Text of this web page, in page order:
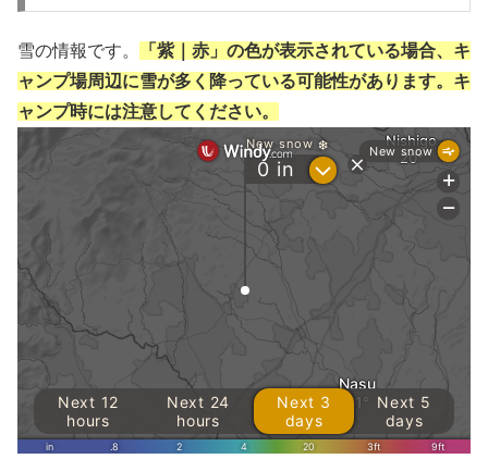
雪の情報です。
「紫｜赤」の色が表示されている場合、キ
ャンプ場周辺に雪が多く降っている可能性があります。キ
ャンプ時には注意してください。